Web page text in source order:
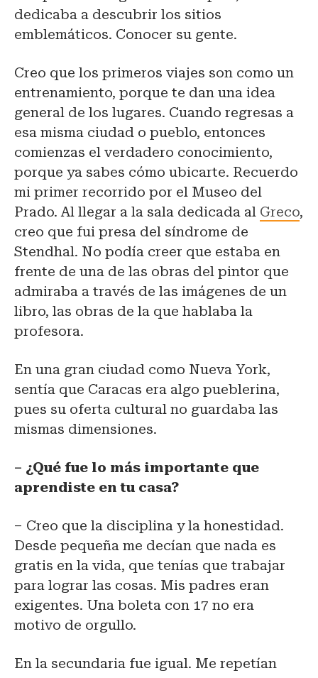
dedicaba a descubrir los sitios
emblemáticos. Conocer su gente.
Creo que los primeros viajes son como un
entrenamiento, porque te dan una idea
general de los lugares. Cuando regresas a
esa misma ciudad o pueblo, entonces
comienzas el verdadero conocimiento,
porque ya sabes cómo ubicarte. Recuerdo
mi primer recorrido por el Museo del
Prado. Al llegar a la sala dedicada al Greco,
creo que fui presa del síndrome de
Stendhal. No podía creer que estaba en
frente de una de las obras del pintor que
admiraba a través de las imágenes de un
libro, las obras de la que hablaba la
profesora.
En una gran ciudad como Nueva York,
sentía que Caracas era algo pueblerina,
pues su oferta cultural no guardaba las
mismas dimensiones.
– ¿Qué fue lo más importante que
aprendiste en tu casa?
– Creo que la disciplina y la honestidad.
Desde pequeña me decían que nada es
gratis en la vida, que tenías que trabajar
para lograr las cosas. Mis padres eran
exigentes. Una boleta con 17 no era
motivo de orgullo.
En la secundaria fue igual. Me repetían